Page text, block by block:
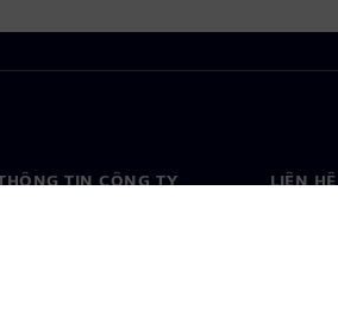
TIN CÔNG TY LIÊN HỆ